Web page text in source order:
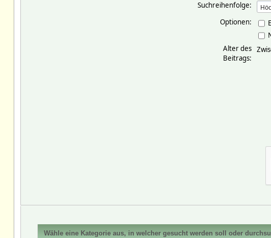
Suchreihenfolge:
Optionen:
Alter des
Beitrags:
Wähle eine Kategorie aus, in welcher gesucht werden soll oder